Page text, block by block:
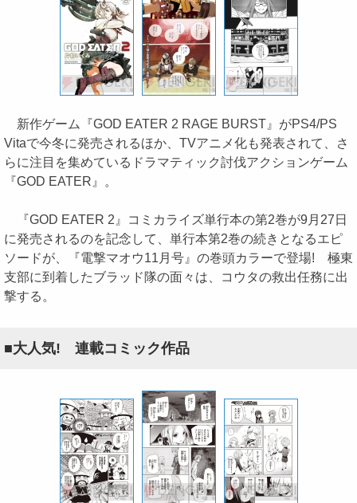
新作ゲーム『GOD EATER 2 RAGE BURST』がPS4/PS
Vitaで今冬に発売されるほか、TVアニメ化も発表されて、さ
らに注目を集めているドラマティック討伐アクションゲーム
『GOD EATER』。
『GOD EATER 2』コミカライズ単行本の第2巻が9月27日
に発売されるのを記念して、単行本第2巻の続きとなるエピ
ソードが、『電撃マオウ11月号』の巻頭カラーで登場! 極東
支部に到着したブラッド隊の面々は、コウタの救出任務に出
撃する。
■大人気! 連載コミック作品